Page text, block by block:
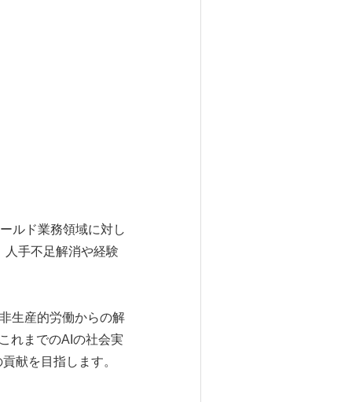
ルド業務領域に対し
人手不足解消や経験
生産的労働からの解
れまでのAIの社会実
献を目指します。